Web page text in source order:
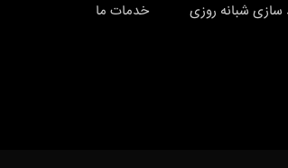
سازی شبانه روزی
خدمات ما